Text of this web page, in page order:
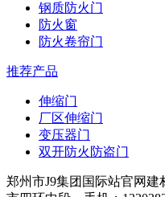
钢质防火门
防火窗
防火卷帘门
推荐产品
伸缩门
厂区伸缩门
变压器门
双开防火防盗门
郑州市J9集团国际站官网建